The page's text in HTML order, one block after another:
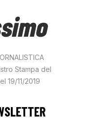
Stampa del
19/11/2019